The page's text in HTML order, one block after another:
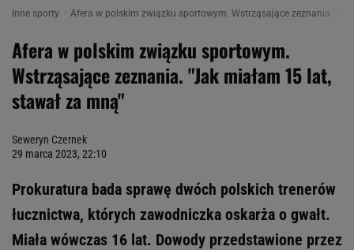
Inne sporty Afera w polskim związku sportowym. Wstrząsające zeznania.
Afera w polskim związku sportowym.
Wstrząsające zeznania. "Jak miałam 15 lat,
stawał za mną"
Seweryn Czernek
29 marca 2023, 22:10
Prokuratura bada sprawę dwóch polskich trenerów
łucznictwa, których zawodniczka oskarża o gwałt.
Miała wówczas 16 lat. Dowody przedstawione przez